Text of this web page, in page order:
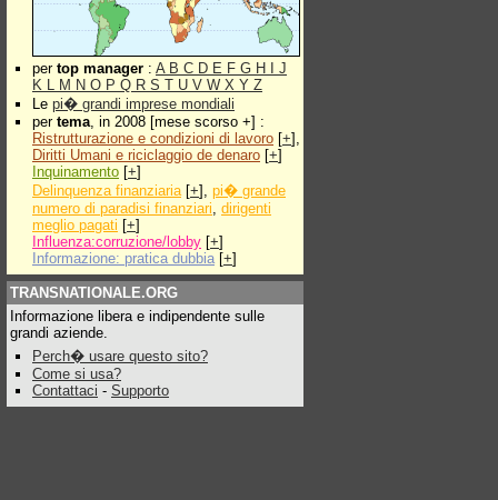
per top manager : A B C D E F G H
J
K L M N O P Q R S T U V W X Y Z
Le pi� grandi imprese mondiali
per tema, in 2008 [mese scorso +] :
Ristrutturazione e condizioni di lavoro [+],
Diritti Umani e riciclaggio de denaro [+]
Inquinamento [+]
Delinquenza finanziaria[+], pi� grande
numero di paradisi finanziari, dirigenti
meglio pagati [+]
Influenza:corruzione/lobby [+]
Informazione: pratica dubbia [+]
TRANSNATIONALE.ORG
Informazione libera e indipendente sulle
grandi aziende.
Perch� usare questo sito?
Come si usa?
Contattaci - Supporto